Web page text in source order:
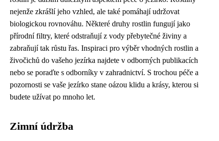
nejenže zkrášlí jeho vzhled, ale také pomáhají udržovat
biologickou rovnováhu. Některé druhy rostlin fungují jako
přírodní filtry, které odstraňují z vody přebytečné živiny a
zabraňují tak růstu řas. Inspiraci pro výběr vhodných rostlin a
živočichů do vašeho jezírka najdete v odborných publikacích
nebo se poraďte s odborníky v zahradnictví. S trochou péče a
pozornosti se vaše jezírko stane oázou klidu a krásy, kterou si
budete užívat po mnoho let.
Zimní údržba